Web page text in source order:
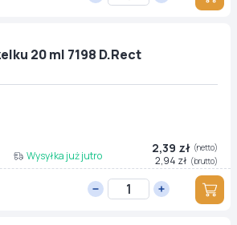
20 ml 7198 D.Rect
Wysyłka już jutro
2,39 zł (netto)
2,94 zł (brutto)